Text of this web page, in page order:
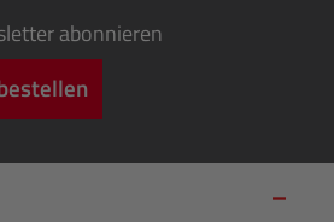
abonnieren